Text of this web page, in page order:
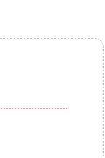
一般歯